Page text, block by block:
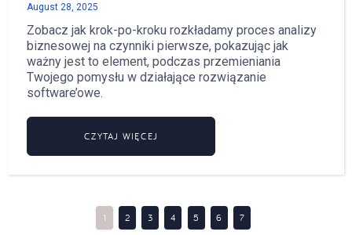
August 28, 2025
Zobacz jak krok-po-kroku rozkładamy proces analizy
biznesowej na czynniki pierwsze, pokazując jak
ważny jest to element, podczas przemieniania
Twojego pomysłu w działające rozwiązanie
software’owe.
CZYTAJ WIĘCEJ
1 2 3 4 5 6 7